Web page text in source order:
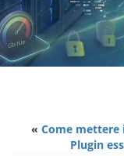
« Come mettere
Plugin